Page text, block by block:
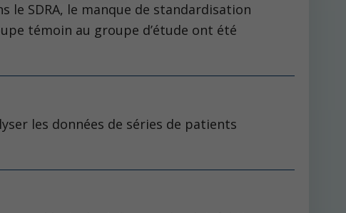
le SDRA, le manque de standardisation
témoin au groupe d’étude ont été
les données de séries de patients